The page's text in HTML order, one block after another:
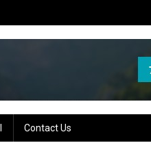
Contact Us